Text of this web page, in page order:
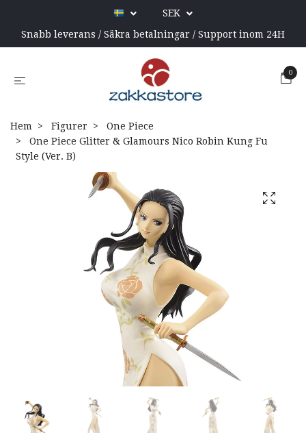
SEK
Snabb leverans / Säkra betalningar / Support inom 24H
0
Hem Figurer
One Piece
One Piece Glitter & Glamours Nico Robin Kung Fu
Style (Ver. B)